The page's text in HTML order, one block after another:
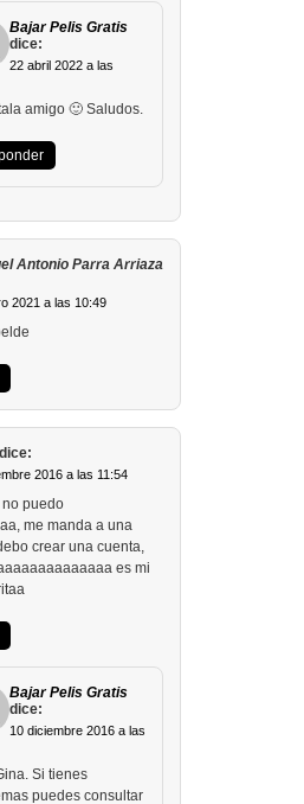
Bajar Pelis Gratis
dice:
22 abril 2022 a las
amigo 🙂 Saludos.
Antonio Parra Arriaza
2021 a las 10:49
dice:
2016 a las 11:54
no puedo
me manda a una
crear una cuenta,
es mi
Bajar Pelis Gratis
dice:
10 diciembre 2016 a las
Si tienes
puedes consultar